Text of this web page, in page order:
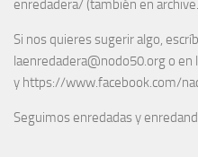
enredadera/ (también en
Si nos quieres sugerir algo,
laenredadera@nodo50.org o en
y https://www.facebook.com/
Seguimos enredadas y